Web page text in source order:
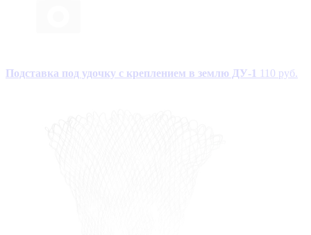
Подставка под удочку с креплением в землю ДУ-1 110 руб.